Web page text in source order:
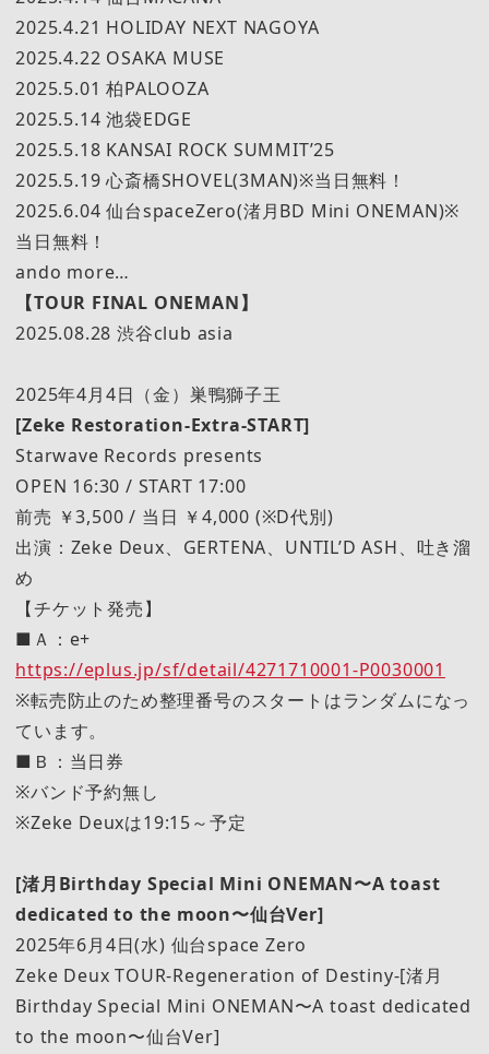
2025.4.21 HOLIDAY NEXT NAGOYA
2025.4.22 OSAKA MUSE
2025.5.01 柏PALOOZA
2025.5.14 池袋EDGE
2025.5.18 KANSAI ROCK SUMMIT’25
2025.5.19 心斎橋SHOVEL(3MAN)※当日無料！
2025.6.04 仙台spaceZero(渚月BD Mini ONEMAN)※
当日無料！
ando more…
【TOUR FINAL ONEMAN】
2025.08.28 渋谷club asia
2025年4月4日（金）巣鴨獅子王
[Zeke Restoration-Extra-START]
Starwave Records presents
OPEN 16:30 / START 17:00
前売 ￥3,500 / 当日 ￥4,000 (※D代別)
出演：Zeke Deux、GERTENA、UNTIL’D ASH、吐き溜
め
【チケット発売】
■Ａ：e+
https://eplus.jp/sf/detail/4271710001-P0030001
※転売防止のため整理番号のスタートはランダムになっ
ています。
■Ｂ：当日券
※バンド予約無し
※Zeke Deuxは19:15～予定
[渚月Birthday Special Mini ONEMAN〜A toast
dedicated to the moon〜仙台Ver]
2025年6月4日(水) 仙台space Zero
Zeke Deux TOUR-Regeneration of Destiny-[渚月
Birthday Special Mini ONEMAN〜A toast dedicated
to the moon〜仙台Ver]